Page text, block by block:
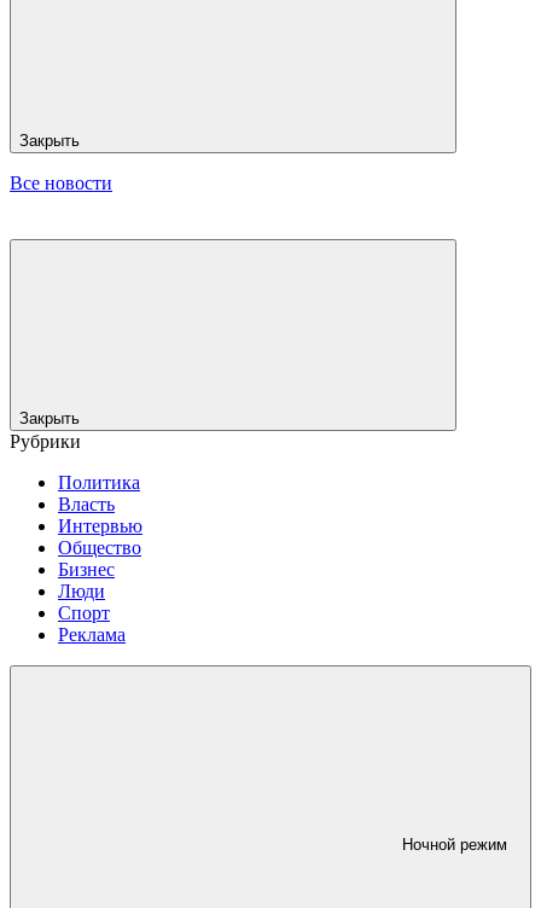
Закрыть
Все новости
Закрыть
Рубрики
Политика
Власть
Интервью
Общество
Бизнес
Люди
Спорт
Реклама
Ночной режим